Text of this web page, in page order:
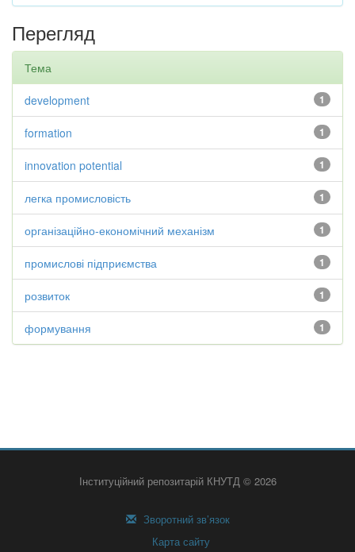
Перегляд
Тема
1
development
1
formation
1
innovation potential
1
легка промисловість
1
організаційно-економічний механізм
1
промислові підприємства
1
розвиток
1
формування
Інституційний репозитарій КНУТД © 2026
Зворотний зв’язок
Карта сайту